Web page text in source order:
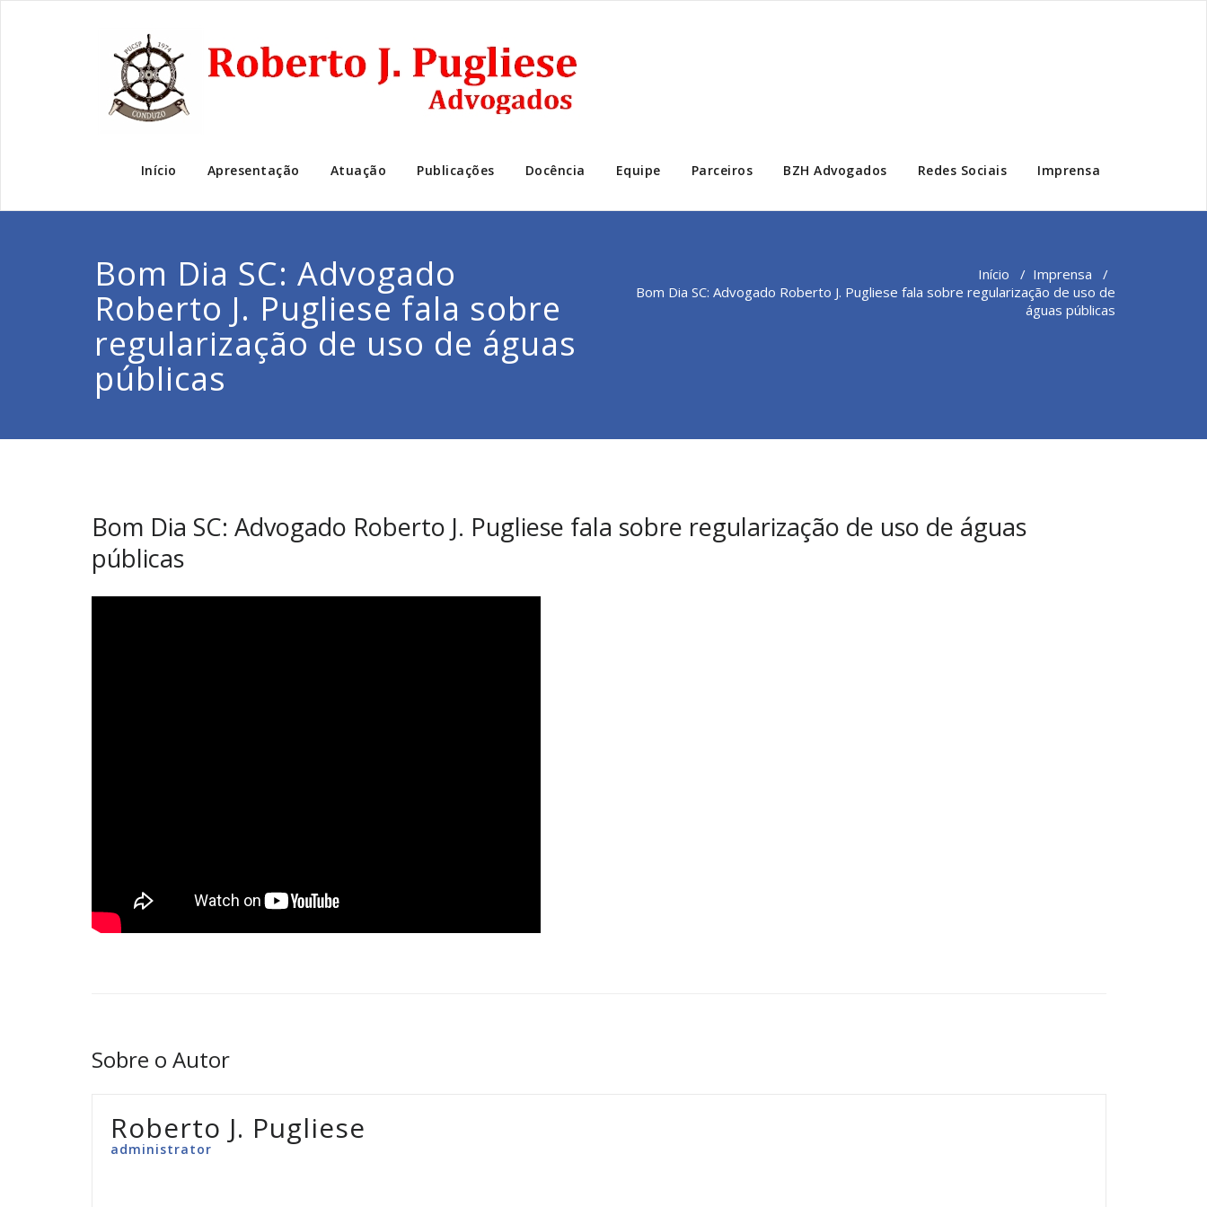
Início Apresentação Atuação Publicações Docência Equipe Parceiros BZH Advogados Redes Sociais Imprensa
Bom Dia SC: Advogado
Roberto J. Pugliese fala sobre
regularização de uso de águas
públicas
Início / Imprensa /
Bom Dia SC: Advogado Roberto J. Pugliese fala sobre regularização de uso de
águas públicas
Bom Dia SC: Advogado Roberto J. Pugliese fala sobre regularização de uso de águas
públicas
Sobre o Autor
Roberto J. Pugliese
administrator